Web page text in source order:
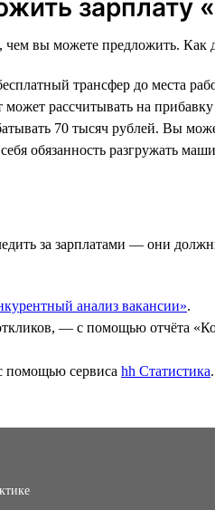
зарплату
вы можете предложить. Как
трансфер до места
рассчитывать на
70 тысяч рублей. Вы
обязанность разгружать
за зарплатами — они
анализ вакансии».
— с помощью отчёта
помощью сервиса hh Статистика.